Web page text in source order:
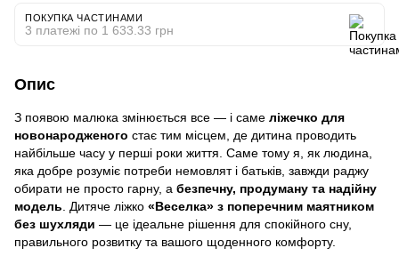
ПОКУПКА ЧАСТИНАМИ
3 платежі по 1 633.33 грн
Опис
З появою малюка змінюється все — і саме ліжечко для
новонародженого стає тим місцем, де дитина проводить
найбільше часу у перші роки життя. Саме тому я, як людина,
яка добре розуміє потреби немовлят і батьків, завжди раджу
обирати не просто гарну, а безпечну, продуману та надійну
модель . Дитяче ліжко «Веселка» з поперечним маятником
без шухляди — це ідеальне рішення для спокійного сну,
правильного розвитку та вашого щоденного комфорту.